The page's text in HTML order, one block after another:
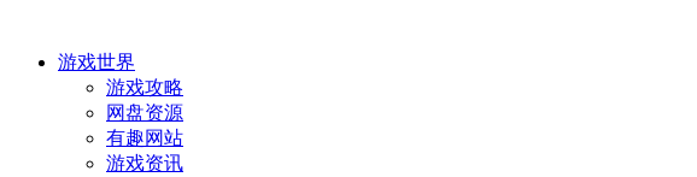
游戏世界
游戏攻略
网盘资源
有趣网站
游戏资讯